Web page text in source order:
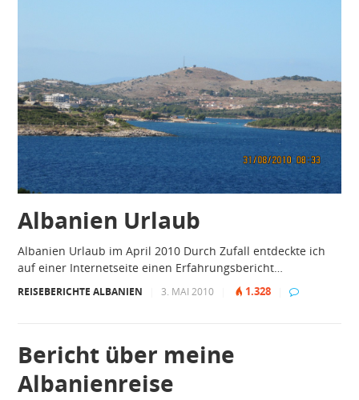
Albanien Urlaub
Albanien Urlaub im April 2010 Durch Zufall entdeckte ich
auf einer Internetseite einen Erfahrungsbericht…
REISEBERICHTE ALBANIEN 3. MAI 2010 1.328
Bericht über meine
Albanienreise